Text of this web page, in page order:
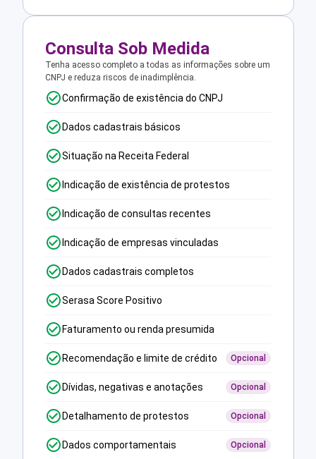
Consulta Sob Medida
Tenha acesso completo a todas as informações sobre um
CNPJ e reduza riscos de inadimplência.
Confirmação de existência do CNPJ
Dados cadastrais básicos
Situação na Receita Federal
Indicação de existência de protestos
Indicação de consultas recentes
Indicação de empresas vinculadas
Dados cadastrais completos
Serasa Score Positivo
Faturamento ou renda presumida
Recomendação e limite de crédito Opcional
Dívidas, negativas e anotações Opcional
Detalhamento de protestos Opcional
Dados comportamentais Opcional